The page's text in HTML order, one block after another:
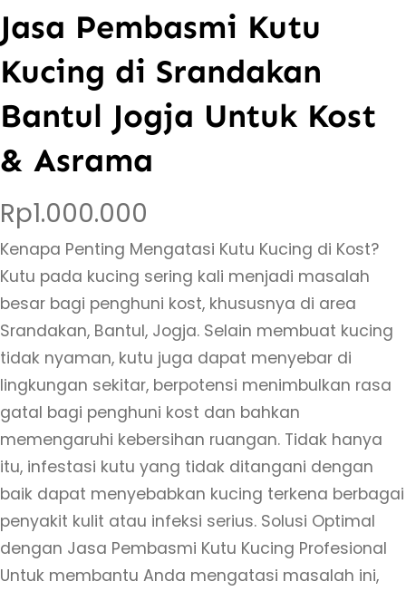
Jasa Pembasmi Kutu
Kucing di Srandakan
Bantul Jogja Untuk Kost
& Asrama
Rp1.000.000
Kenapa Penting Mengatasi Kutu Kucing di Kost?
Kutu pada kucing sering kali menjadi masalah
besar bagi penghuni kost, khususnya di area
Srandakan, Bantul, Jogja. Selain membuat kucing
tidak nyaman, kutu juga dapat menyebar di
lingkungan sekitar, berpotensi menimbulkan rasa
gatal bagi penghuni kost dan bahkan
memengaruhi kebersihan ruangan. Tidak hanya
itu, infestasi kutu yang tidak ditangani dengan
baik dapat menyebabkan kucing terkena berbagai
penyakit kulit atau infeksi serius. Solusi Optimal
dengan Jasa Pembasmi Kutu Kucing Profesional
Untuk membantu Anda mengatasi masalah ini,